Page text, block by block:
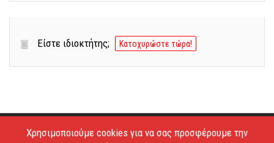
Είστε ιδιοκτήτης; Κατοχυρώστε τώρα!
Copyright © 2026 - Estiatoria. All Rights Reserved.
Χρησιμοποιούμε cookies για να σας προσφέρουμε την